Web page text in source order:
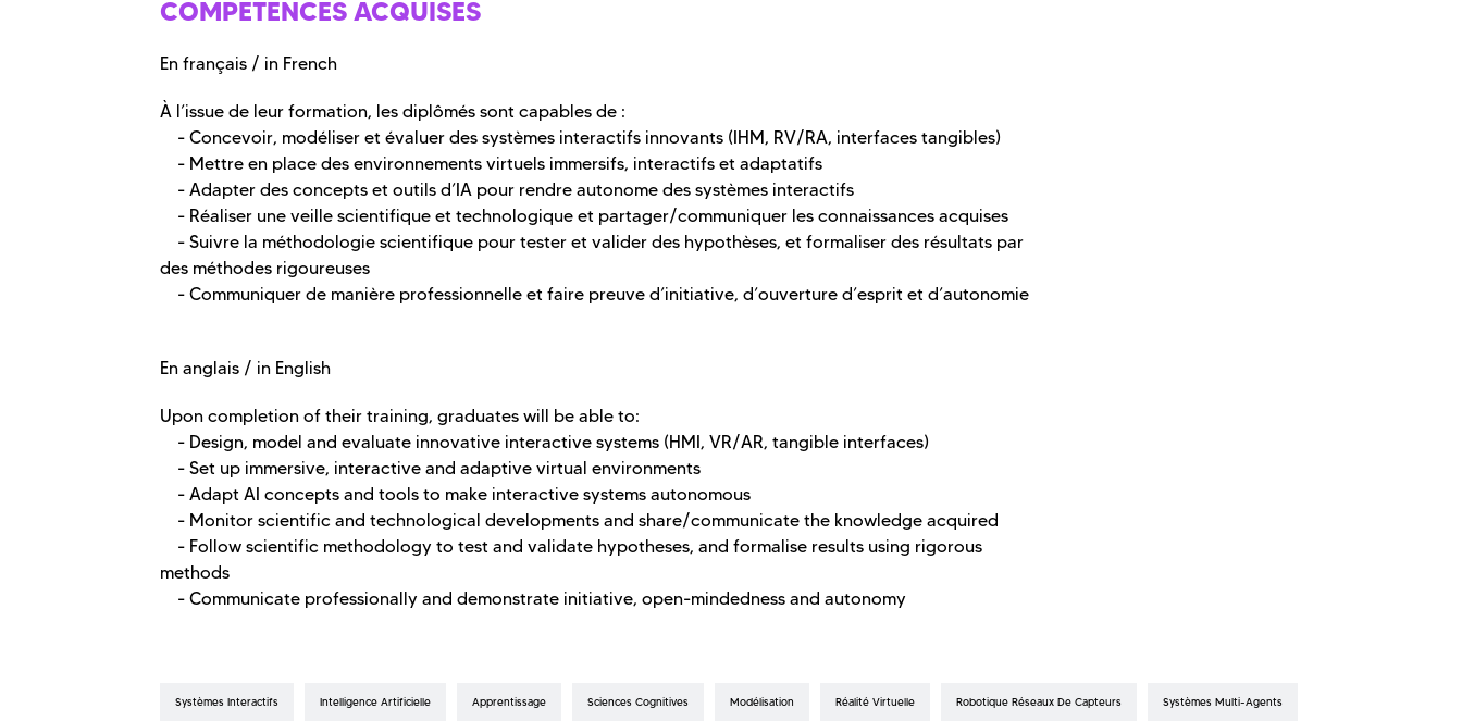
COMPÉTENCES ACQUISES
En français / in French
À l’issue de leur formation, les diplômés sont capables de :
- Concevoir, modéliser et évaluer des systèmes interactifs innovants (IHM, RV/RA, interfaces tangibles)
- Mettre en place des environnements virtuels immersifs, interactifs et adaptatifs
- Adapter des concepts et outils d’IA pour rendre autonome des systèmes interactifs
- Réaliser une veille scientifique et technologique et partager/communiquer les connaissances acquises
- Suivre la méthodologie scientifique pour tester et valider des hypothèses, et formaliser des résultats par
des méthodes rigoureuses
- Communiquer de manière professionnelle et faire preuve d’initiative, d’ouverture d’esprit et d’autonomie
En anglais / in English
Upon completion of their training, graduates will be able to:
- Design, model and evaluate innovative interactive systems (HMI, VR/AR, tangible interfaces)
- Set up immersive, interactive and adaptive virtual environments
- Adapt AI concepts and tools to make interactive systems autonomous
- Monitor scientific and technological developments and share/communicate the knowledge acquired
- Follow scientific methodology to test and validate hypotheses, and formalise results using rigorous
methods
- Communicate professionally and demonstrate initiative, open-mindedness and autonomy
Systèmes Interactifs Intelligence Artificielle Apprentissage Sciences Cognitives Modélisation Réalité Virtuelle Robotique Réseaux De Capteurs Systèmes Multi-Agents